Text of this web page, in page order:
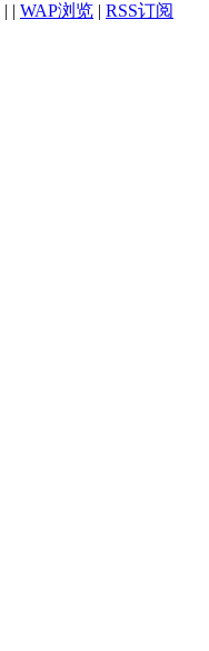
| | WAP浏览 | RSS订阅